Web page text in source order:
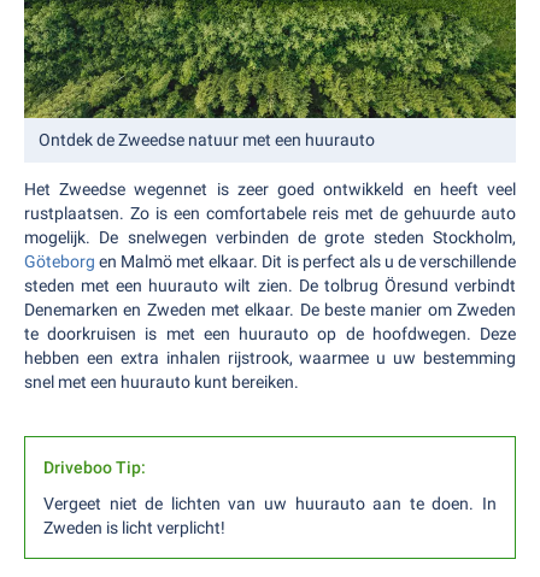
Ontdek de Zweedse natuur met een huurauto
Het Zweedse wegennet is zeer goed ontwikkeld en heeft veel
rustplaatsen. Zo is een comfortabele reis met de gehuurde auto
mogelijk. De snelwegen verbinden de grote steden Stockholm,
Göteborg en Malmö met elkaar. Dit is perfect als u de verschillende
steden met een huurauto wilt zien. De tolbrug Öresund verbindt
Denemarken en Zweden met elkaar. De beste manier om Zweden
te doorkruisen is met een huurauto op de hoofdwegen. Deze
hebben een extra inhalen rijstrook, waarmee u uw bestemming
snel met een huurauto kunt bereiken.
Driveboo Tip:
Vergeet niet de lichten van uw huurauto aan te doen. In
Zweden is licht verplicht!